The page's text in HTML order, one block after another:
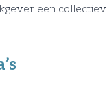
een